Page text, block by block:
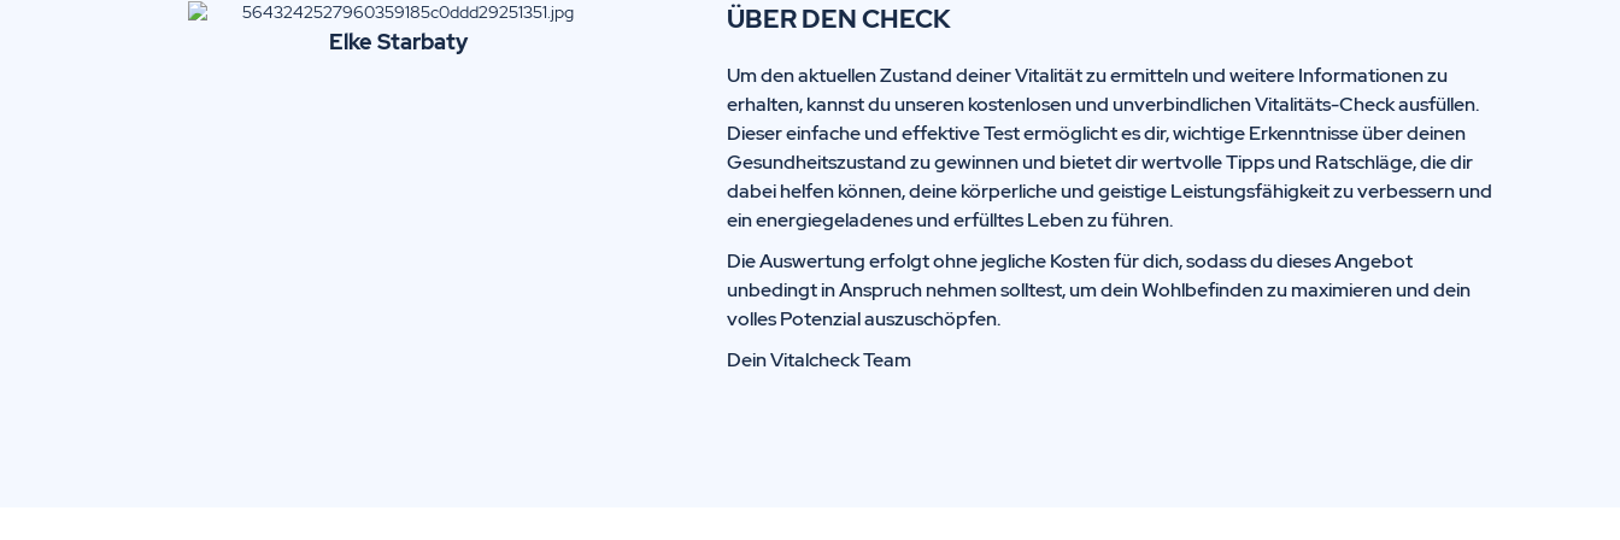
ElkeStarbaty
ÜBER DEN CHECK
Um den aktuellen Zustand deiner Vitalität zu ermitteln und weitere Informationen zu
erhalten, kannst du unseren kostenlosen und unverbindlichen Vitalitäts-Check ausfüllen.
Dieser einfache und effektive Test ermöglicht es dir, wichtige Erkenntnisse über deinen
Gesundheitszustand zu gewinnen und bietet dir wertvolle Tipps und Ratschläge, die dir
dabei helfen können, deine körperliche und geistige Leistungsfähigkeit zu verbessern und
ein energiegeladenes und erfülltes Leben zu führen.
Die Auswertung erfolgt ohne jegliche Kosten für dich, sodass du dieses Angebot
unbedingt in Anspruch nehmen solltest, um dein Wohlbefinden zu maximieren und dein
volles Potenzial auszuschöpfen.
Dein Vitalcheck Team